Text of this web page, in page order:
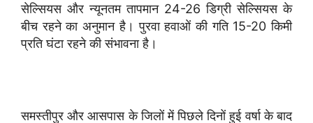
सेल्सियस और न्यूनतम तापमान 24-26 डिग्री सेल्सियस के
बीच रहने का अनुमान है। पुरवा हवाओं की गति 15-20 किमी
प्रति घंटा रहने की संभावना है।
समस्तीपुर और आसपास के जिलों में पिछले दिनों हुई वर्षा के बाद